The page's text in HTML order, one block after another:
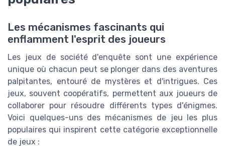
Les mécanismes fascinants qui
enflamment l'esprit des joueurs
Les jeux de société d'enquête sont une expérience
unique où chacun peut se plonger dans des aventures
palpitantes, entouré de mystères et d'intrigues. Ces
jeux, souvent coopératifs, permettent aux joueurs de
collaborer pour résoudre différents types d'énigmes.
Voici quelques-uns des mécanismes de jeu les plus
populaires qui inspirent cette catégorie exceptionnelle
de jeux :